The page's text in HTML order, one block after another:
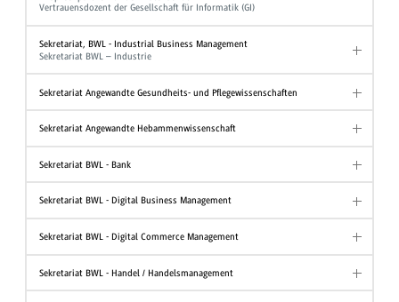
Vertrauensdozent der Gesellschaft für Informatik (GI)
Sekretariat, BWL - Industrial Business Management
Sekretariat BWL – Industrie
Sekretariat Angewandte Gesundheits- und Pflegewissenschaften
Sekretariat Angewandte Hebammenwissenschaft
Sekretariat BWL - Bank
Sekretariat BWL - Digital Business Management
Sekretariat BWL - Digital Commerce Management
Sekretariat BWL - Handel / Handelsmanagement